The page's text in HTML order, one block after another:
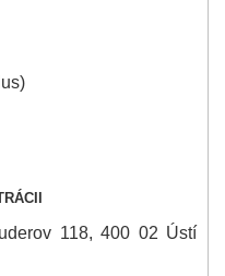
118, 400 02 Ústí